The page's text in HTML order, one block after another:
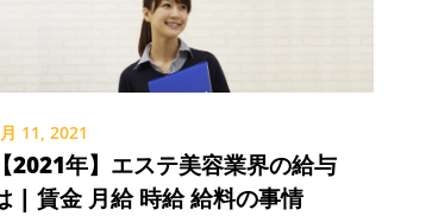
11, 2021
【2021年】エステ美容業界の給与
| 賃金 月給 時給 給料の事情